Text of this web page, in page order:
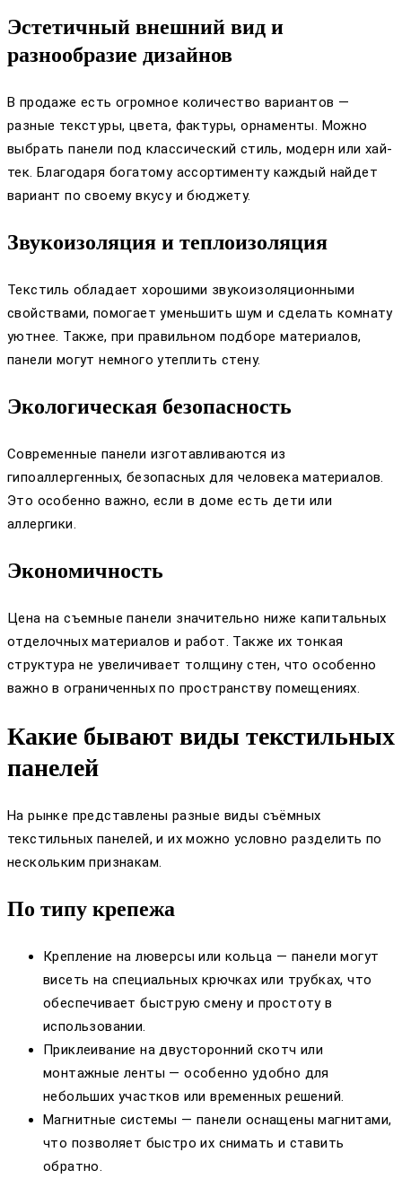
Эстетичный внешний вид и
разнообразие дизайнов
В продаже есть огромное количество вариантов —
разные текстуры, цвета, фактуры, орнаменты. Можно
выбрать панели под классический стиль, модерн или хай-
тек. Благодаря богатому ассортименту каждый найдет
вариант по своему вкусу и бюджету.
Звукоизоляция и теплоизоляция
Текстиль обладает хорошими звукоизоляционными
свойствами, помогает уменьшить шум и сделать комнату
уютнее. Также, при правильном подборе материалов,
панели могут немного утеплить стену.
Экологическая безопасность
Современные панели изготавливаются из
гипоаллергенных, безопасных для человека материалов.
Это особенно важно, если в доме есть дети или
аллергики.
Экономичность
Цена на съемные панели значительно ниже капитальных
отделочных материалов и работ. Также их тонкая
структура не увеличивает толщину стен, что особенно
важно в ограниченных по пространству помещениях.
Какие бывают виды текстильных
панелей
На рынке представлены разные виды съёмных
текстильных панелей, и их можно условно разделить по
нескольким признакам.
По типу крепежа
Крепление на люверсы или кольца — панели могут
висеть на специальных крючках или трубках, что
обеспечивает быструю смену и простоту в
использовании.
Приклеивание на двусторонний скотч или
монтажные ленты — особенно удобно для
небольших участков или временных решений.
Магнитные системы — панели оснащены магнитами,
что позволяет быстро их снимать и ставить
обратно.